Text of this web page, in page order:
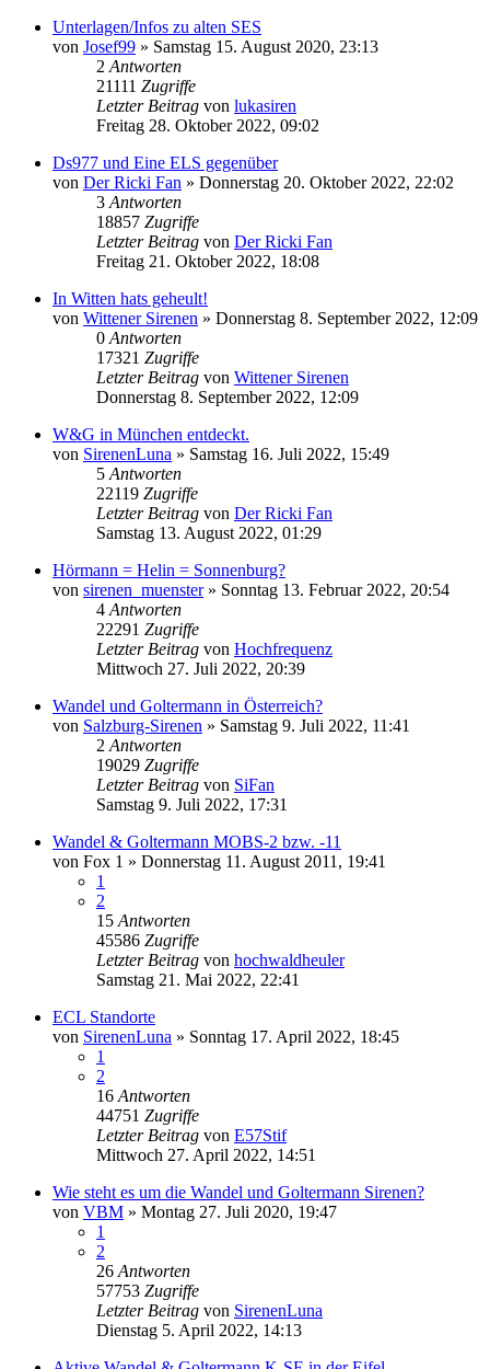
Unterlagen/Infos zu alten SES
von Josef99 » Samstag 15. August 2020, 23:13
2 Antworten
21111 Zugriffe
Letzter Beitrag von lukasiren
Freitag 28. Oktober 2022, 09:02
Ds977 und Eine ELS gegenüber
von Der Ricki Fan » Donnerstag 20. Oktober 2022, 22:02
3 Antworten
18857 Zugriffe
Letzter Beitrag von Der Ricki Fan
Freitag 21. Oktober 2022, 18:08
In Witten hats geheult!
von Wittener Sirenen » Donnerstag 8. September 2022, 12:09
0 Antworten
17321 Zugriffe
Letzter Beitrag von Wittener Sirenen
Donnerstag 8. September 2022, 12:09
W&G in München entdeckt.
von SirenenLuna » Samstag 16. Juli 2022, 15:49
5 Antworten
22119 Zugriffe
Letzter Beitrag von Der Ricki Fan
Samstag 13. August 2022, 01:29
Hörmann = Helin = Sonnenburg?
von sirenen_muenster» Sonntag 13. Februar 2022, 20:54
4 Antworten
22291 Zugriffe
Letzter Beitrag von Hochfrequenz
Mittwoch 27. Juli 2022, 20:39
Wandel und Goltermann in Österreich?
von Salzburg-Sirenen » Samstag 9. Juli 2022, 11:41
2 Antworten
19029 Zugriffe
Letzter Beitrag von SiFan
Samstag 9. Juli 2022, 17:31
Wandel & Goltermann MOBS-2 bzw. -11
von Fox 1 » Donnerstag 11. August 2011, 19:41
1
2
15 Antworten
45586 Zugriffe
Letzter Beitrag von hochwaldheuler
Samstag 21. Mai 2022, 22:41
ECL Standorte
von SirenenLuna » Sonntag 17. April 2022, 18:45
1
2
16 Antworten
44751 Zugriffe
Letzter Beitrag von E57Stif
Mittwoch 27. April 2022, 14:51
Wie steht es um die Wandel und Goltermann Sirenen?
von VBM » Montag 27. Juli 2020, 19:47
1
2
26 Antworten
57753 Zugriffe
Letzter Beitrag von SirenenLuna
Dienstag 5. April 2022, 14:13